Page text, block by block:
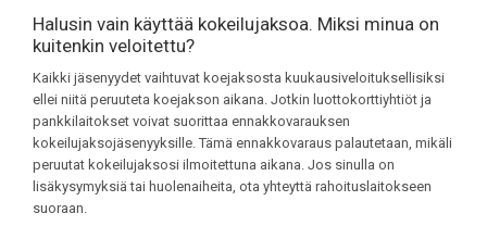
Halusin vain käyttää kokeilujaksoa. Miksi minua on
kuitenkin veloitettu?
Kaikki jäsenyydet vaihtuvat koejaksosta kuukausiveloituksellisiksi
ellei niitä peruuteta koejakson aikana. Jotkin luottokorttiyhtiöt ja
pankkilaitokset voivat suorittaa ennakkovarauksen
kokeilujaksojäsenyyksille. Tämä ennakkovaraus palautetaan, mikäli
peruutat kokeilujaksosi ilmoitettuna aikana. Jos sinulla on
lisäkysymyksiä tai huolenaiheita, ota yhteyttä rahoituslaitokseen
suoraan.